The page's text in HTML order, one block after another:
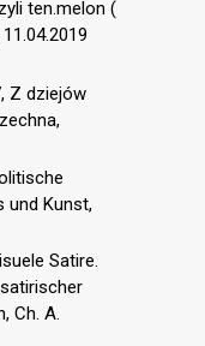
ten.melon (
11.04.2019
Z dziejów
und Kunst,
Satire.
Ch. A.